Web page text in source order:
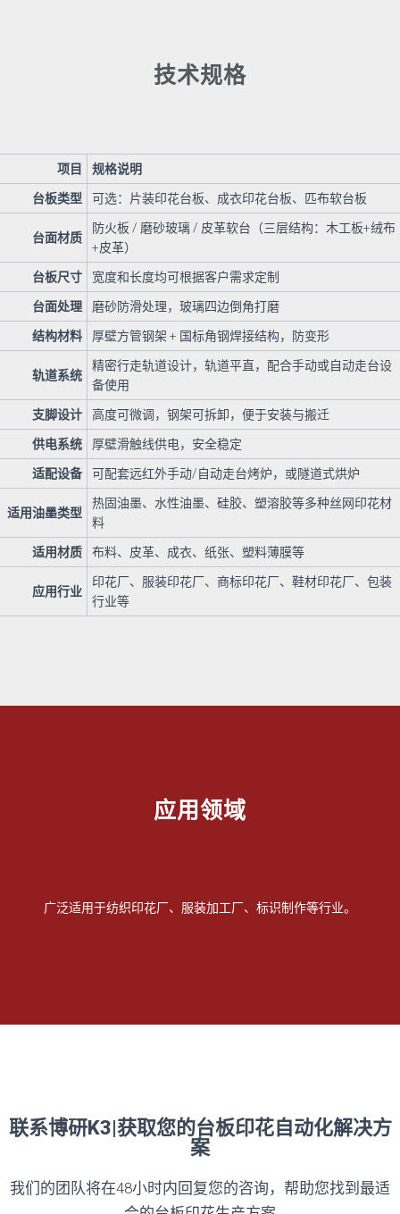
技术规格
项目 规格说明
台板类型 可选：片装印花台板、成衣印花台板、匹布软台板
台面材质
防火板 / 磨砂玻璃/ 皮革软台（三层结构：木工板+绒布
+皮革）
台板尺寸 宽度和长度均可根据客户需求定制
台面处理 磨砂防滑处理，玻璃四边倒角打磨
结构材料 厚壁方管钢架 + 国标角钢焊接结构，防变形
轨道系统
精密行走轨道设计，轨道平直，配合手动或自动走台设
备使用
支脚设计 高度可微调，钢架可拆卸，便于安装与搬迁
供电系统 厚壁滑触线供电，安全稳定
适配设备 可配套远红外手动/自动走台烤炉，或隧道式烘炉
适用油墨类型
热固油墨、水性油墨、硅胶、塑溶胶等多种丝网印花材
料
适用材质 布料、皮革、成衣、纸张、塑料薄膜等
应用行业
印花厂、服装印花厂、商标印花厂、鞋材印花厂、包装
行业等
应用领域
广泛适用于纺织印花厂、服装加工厂、标识制作等行业。
联系博研K3|获取您的台板印花自动化解决方
案
我们的团队将在48小时内回复您的咨询，帮助您找到最适